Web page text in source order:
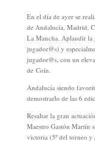
En el día de ayer se
de Andalucía, Madrid,
La Mancha. Aplaudir la
jugador@s) y
jugador@s, con un
de Coín.
Andalucía siendo
demostrarlo de las 6
Resaltar la gran
Maestro Gastón Martín
victoria (5º del torneo